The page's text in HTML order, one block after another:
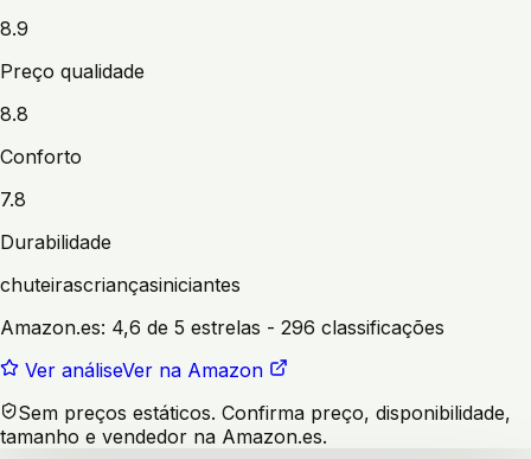
8.9
Preço qualidade
8.8
Conforto
7.8
Durabilidade
chuteirascriançasiniciantes
Amazon.es: 4,6 de 5 estrelas - 296 classificações
Ver análiseVer na Amazon
Sem preços estáticos. Confirma preço, disponibilidade,
tamanho e vendedor na Amazon.es.